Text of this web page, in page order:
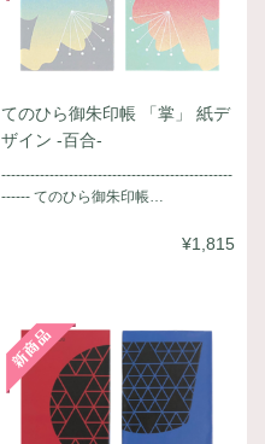
てのひら御朱印帳 「掌」 紙デ
ザイン -百合-
------------------------------------------------
------ てのひら御朱印帳…
¥1,815